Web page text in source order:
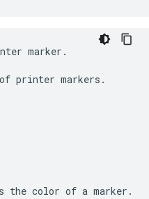
marker .
of printer markers .
the color of a marker .